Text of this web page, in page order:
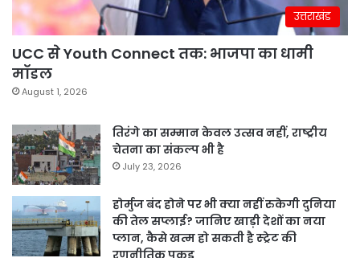
उत्तराखंड
UCC से Youth Connect तक: भाजपा का धामी
मॉडल
August 1, 2026
तिरंगे का सम्मान केवल उत्सव नहीं, राष्ट्रीय
चेतना का संकल्प भी है
July 23, 2026
होर्मुज बंद होने पर भी क्या नहीं रुकेगी दुनिया
की तेल सप्लाई? जानिए खाड़ी देशों का नया
प्लान, कैसे खत्म हो सकती है स्ट्रेट की
रणनीतिक पकड़